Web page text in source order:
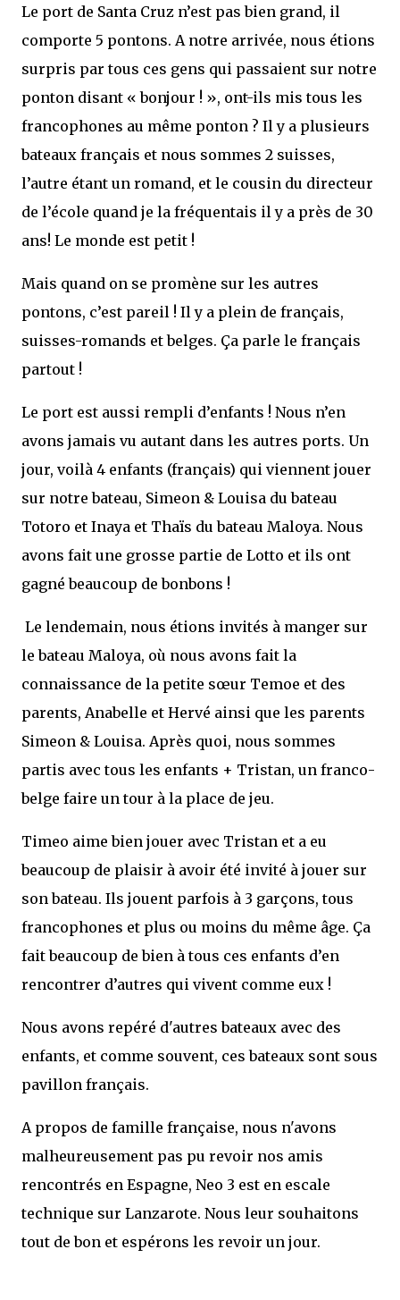
Le port de Santa Cruz n’est pas bien grand, il
comporte 5 pontons. A notre arrivée, nous étions
surpris par tous ces gens qui passaient sur notre
ponton disant « bonjour ! », ont-ils mis tous les
francophones au même ponton ? Il y a plusieurs
bateaux français et nous sommes 2 suisses,
l’autre étant un romand, et le cousin du directeur
de l’école quand je la fréquentais il y a près de 30
ans! Le monde est petit !
Mais quand on se promène sur les autres
pontons, c’est pareil ! Il y a plein de français,
suisses-romands et belges. Ça parle le français
partout !
Le port est aussi rempli d’enfants ! Nous n’en
avons jamais vu autant dans les autres ports. Un
jour, voilà 4 enfants (français) qui viennent jouer
sur notre bateau, Simeon & Louisa du bateau
Totoro et Inaya et Thaïs du bateau Maloya. Nous
avons fait une grosse partie de Lotto et ils ont
gagné beaucoup de bonbons !
Le lendemain, nous étions invités à manger sur
le bateau Maloya, où nous avons fait la
connaissance de la petite sœur Temoe et des
parents, Anabelle et Hervé ainsi que les parents
Simeon & Louisa. Après quoi, nous sommes
partis avec tous les enfants + Tristan, un franco-
belge faire un tour à la place de jeu.
Timeo aime bien jouer avec Tristan et a eu
beaucoup de plaisir à avoir été invité à jouer sur
son bateau. Ils jouent parfois à 3 garçons, tous
francophones et plus ou moins du même âge. Ça
fait beaucoup de bien à tous ces enfants d’en
rencontrer d’autres qui vivent comme eux !
Nous avons repéré d'autres bateaux avec des
enfants, et comme souvent, ces bateaux sont sous
pavillon français.
A propos de famille française, nous n'avons
malheureusement pas pu revoir nos amis
rencontrés en Espagne, Neo 3 est en escale
technique sur Lanzarote. Nous leur souhaitons
tout de bon et espérons les revoir un jour.